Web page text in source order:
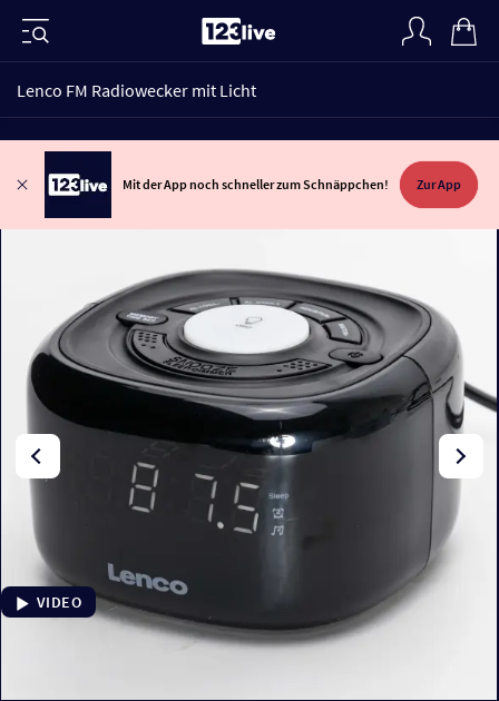
Lenco FM Radiowecker mit Licht
Mit der App noch schneller zum Schnäppchen! Zur App
VIDEO